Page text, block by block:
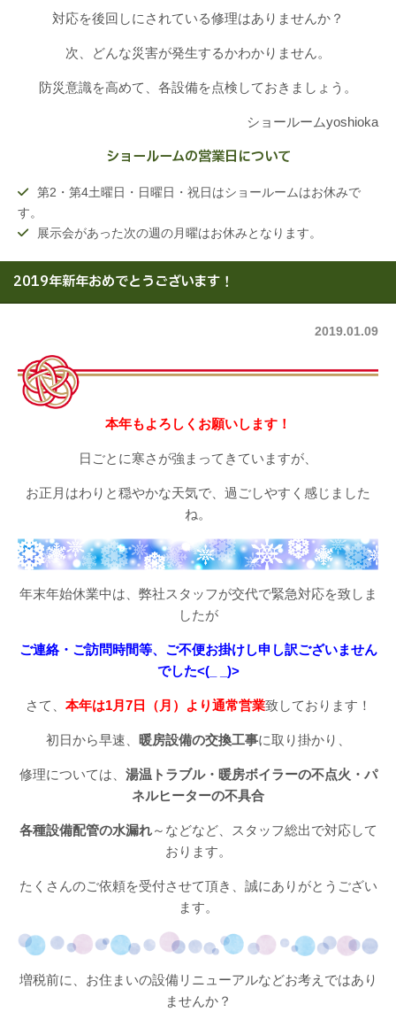
対応を後回しにされている修理はありませんか？
次、どんな災害が発生するかわかりません。
防災意識を高めて、各設備を点検しておきましょう。
ショールームyoshioka
ショールームの営業日について
第2・第4土曜日・日曜日・祝日はショールームはお休みで
す。
展示会があった次の週の月曜はお休みとなります。
2019年新年おめでとうございます！
2019.01.09
本年もよろしくお願いします！
日ごとに寒さが強まってきていますが、
お正月はわりと穏やかな天気で、過ごしやすく感じました
ね。
年末年始休業中は、弊社スタッフが交代で緊急対応を致しま
したが
ご連絡・ご訪問時間等、ご不便お掛けし申し訳ございません
でした<(_ _)>
さて、 本年は1月7日（月）より通常営業致しております！
初日から早速、 暖房設備の交換工事に取り掛かり、
修理については、 湯温トラブル・暖房ボイラーの不点火・パ
ネルヒーターの不具合
各種設備配管の水漏れ～などなど、スタッフ総出で対応して
おります。
たくさんのご依頼を受付させて頂き、誠にありがとうござい
ます。
増税前に、お住まいの設備リニューアルなどお考えではあり
ませんか？